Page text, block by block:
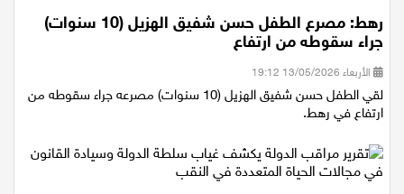
جراء سقوطه من ارتفاع
الأربعاء 13/05/2026 19:12